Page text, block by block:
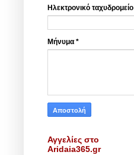
Ηλεκτρονικό ταχυδρομείο
Μήνυμα *
Αγγελίες στο
Aridaia365.gr